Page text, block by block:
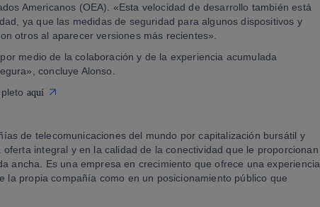
Americanos (OEA). «Esta velocidad de desarrollo también está
ya que las medidas de seguridad para algunos dispositivos y
otros al aparecer versiones más recientes».
medio de la colaboración y de la experiencia acumulada
concluye Alonso.
aquí
de telecomunicaciones del mundo por capitalización bursátil y
integral y en la calidad de la conectividad que le proporcionan
ancha. Es una empresa en crecimiento que ofrece una experiencia
la propia compañía como en un posicionamiento público que